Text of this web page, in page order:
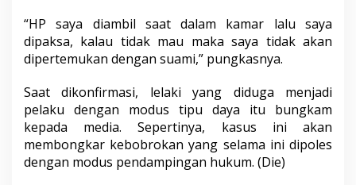
“HP saya diambil saat dalam kamar lalu saya
dipaksa, kalau tidak mau maka saya tidak akan
dipertemukan dengan suami,” pungkasnya.
Saat dikonfirmasi, lelaki yang diduga menjadi
pelaku dengan modus tipu daya itu bungkam
kepada media. Sepertinya, kasus ini akan
membongkar kebobrokan yang selama ini dipoles
dengan modus pendampingan hukum. (Die)